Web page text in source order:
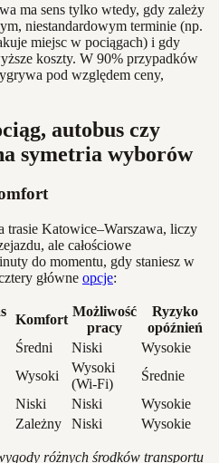
ma sens tylko wtedy, gdy zależy
niestandardowym terminie (np.
miejsc w pociągach) i gdy
koszty. W 90% przypadków
pod względem ceny,
autobus czy
symetria wyborów
trasie Katowice–Warszawa, liczy
ale całościowe
do momentu, gdy staniesz w
główne opcje:
Komfort
Możliwość
pracy
Ryzyko
opóźnień
Średni Niski
Wysokie
Wysoki
Wysoki
(Wi-Fi)
Średnie
Niski Niski
Wysokie
Zależny Niski Wysokie
różnych środków transportu